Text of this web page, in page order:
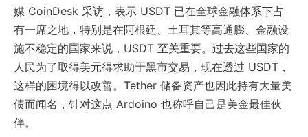
媒 CoinDesk 采访，表示 USDT 已在全球金融体系下占
有一席之地，特别是在阿根廷、土耳其等高通膨、金融设
施不稳定的国家来说，USDT 至关重要。过去这些国家的
人民为了取得美元得求助于黑市交易，现在透过 USDT，
这样的困境得以改善。Tether 储备资产也因此持有大量美
债而闻名，针对这点 Ardoino 也称呼自己是美金最佳伙
伴。